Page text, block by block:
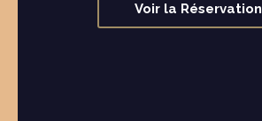
Voir la Réservation